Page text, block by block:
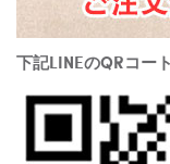
下記LINEのQRコー